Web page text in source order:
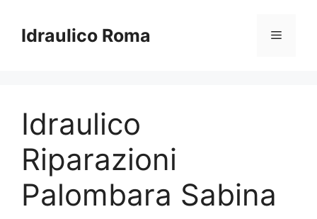
contenuto
Idraulico Roma Menu
Idraulico
Riparazioni
Palombara Sabina